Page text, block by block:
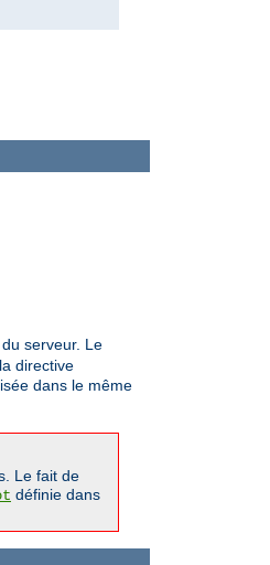
serveur. Le
directive
dans le même
Le fait de
définie dans